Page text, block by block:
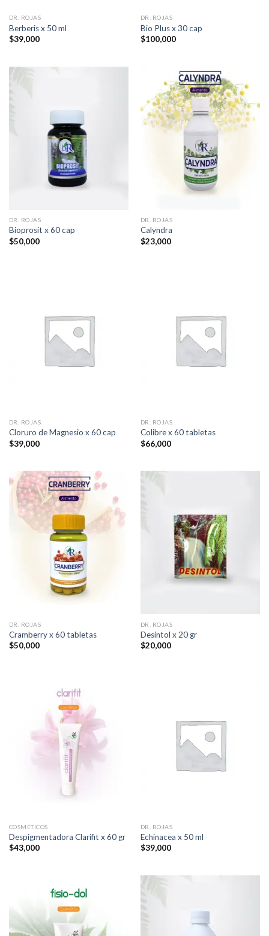
DR. ROJAS
Berberis x 50 ml
$39,000
DR. ROJAS
Bio Plus x 30 cap
$100,000
DR. ROJAS
Bioprosit x 60 cap
$50,000
DR. ROJAS
Calyndra
$23,000
DR. ROJAS
Cloruro de Magnesio x 60 cap
$39,000
DR. ROJAS
Colibre x 60 tabletas
$66,000
DR. ROJAS
Cramberry x 60 tabletas
$50,000
DR. ROJAS
Desintol x 20 gr
$20,000
COSMÉTICOS
Despigmentadora Clarifit x 60 gr
$43,000
DR. ROJAS
Echinacea x 50 ml
$39,000